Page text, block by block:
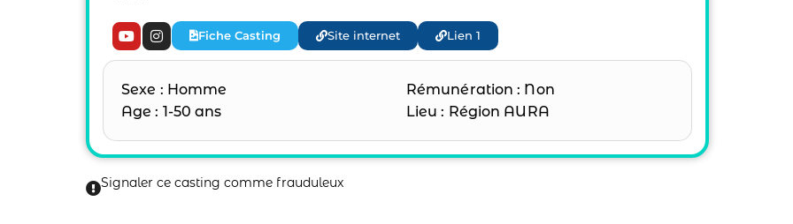
Fiche Casting Site internet Lien 1
Sexe : Homme
Age : 1-50 ans
Rémunération : Non
Lieu : Région AURA
Signaler ce casting comme frauduleux